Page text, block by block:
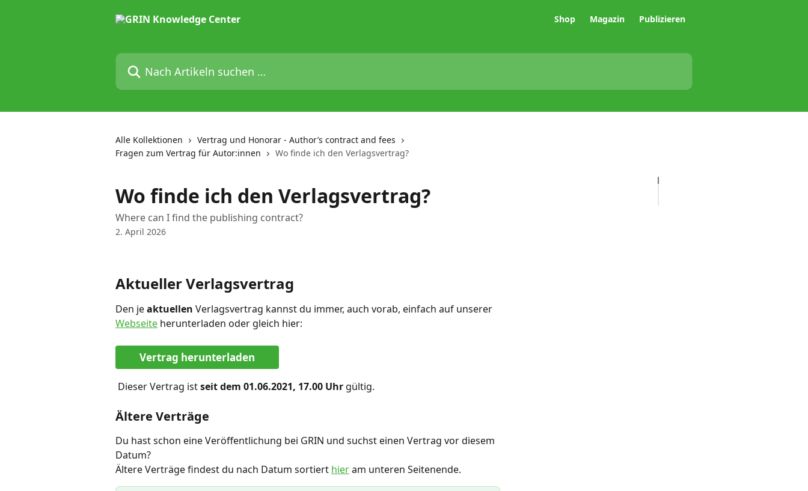
Shop Magazin Publizieren
Nach Artikeln suchen …
Alle Kollektionen
Vertrag und Honorar - Author’s contract and fees
Fragen zum Vertrag für Autor:innen
Wo finde ich den Verlagsvertrag?
Wo finde ich den Verlagsvertrag?
Where can I find the publishing contract?
2. April 2026
Aktueller Verlagsvertrag
Den je aktuellen Verlagsvertrag kannst du immer, auch vorab, einfach auf unserer
Webseite herunterladen oder gleich hier:
Vertrag herunterladen
Dieser Vertrag ist seit dem 01.06.2021, 17.00 Uhr gültig.
Ältere Verträge
Du hast schon eine Veröffentlichung bei GRIN und suchst einen Vertrag vor diesem
Datum?
Ältere Verträge findest du nach Datum sortiert hier am unteren Seitenende.